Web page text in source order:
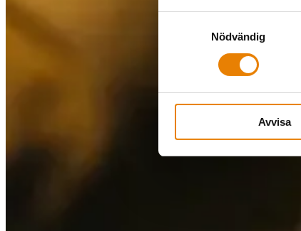
Nödvändig
Avvisa